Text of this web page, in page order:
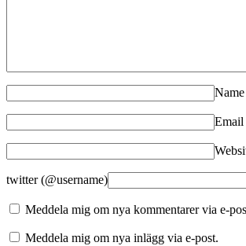
Name
Email
twitter (@username)
Meddela mig om nya kommentarer via e-
Meddela mig om nya inlägg via e-post.